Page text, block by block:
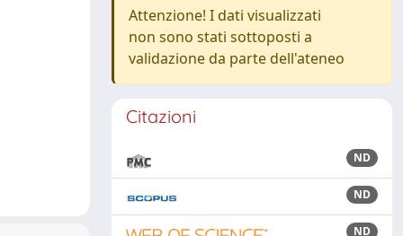
Attenzione! I dati visualizzati
non sono stati sottoposti a
validazione da parte dell'ateneo
Citazioni
ND
ND
ND